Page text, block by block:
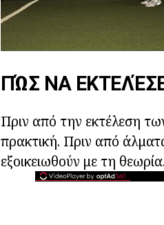
ΠΏΣ ΝΑ
Πριν από την εκτέλεση
πρακτική. Πριν από
εξοικειωθούν με τη